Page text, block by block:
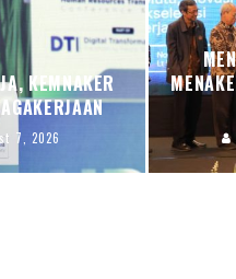
KEMNAKER
7, 2026